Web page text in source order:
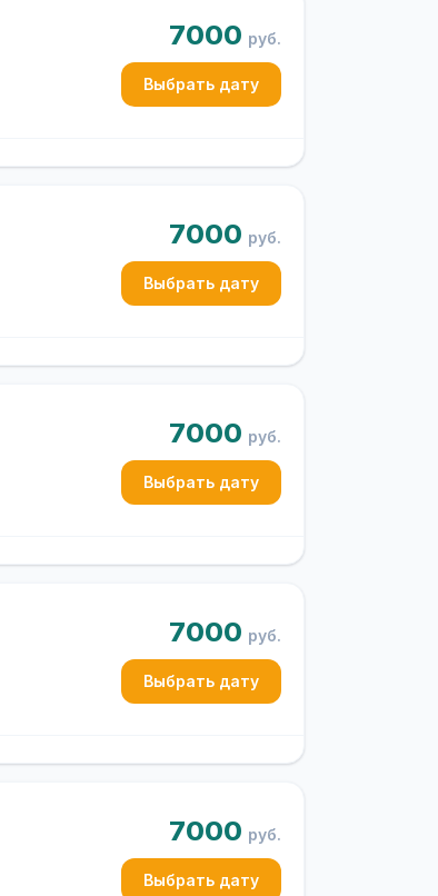
7000 руб.
Выбрать дату
7000 руб.
Выбрать дату
7000 руб.
Выбрать дату
7000 руб.
Выбрать дату
7000 руб.
Выбрать дату